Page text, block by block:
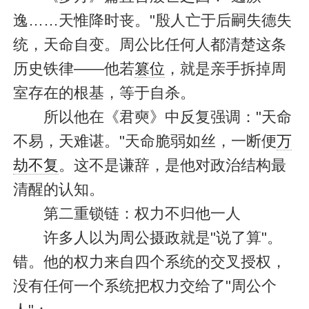
逸……天惟降时丧。"殷人亡于后嗣失德失
统，天命自变。周公比任何人都清楚这条
历史铁律——他若篡位 ，就是亲手拆掉周
室存在的根基，等于自杀。
所以他在《君奭》中反复强调："天命
不易，天难谌。"天命脆弱如丝，一断便万
劫不复 。这不是谦辞，是他对政治结构最
清醒的认知。
第二重锁链：权力不归他一人
许多人以为周公摄政就是"说了算"。
错。他的权力来自四个系统的交叉授权，
没有任何一个系统把权力交给了"周公个